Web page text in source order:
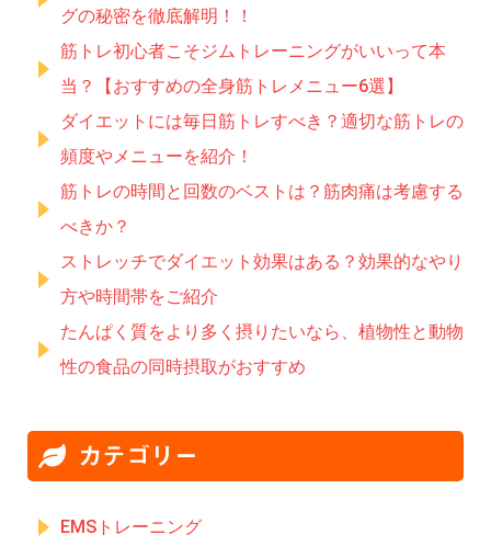
グの秘密を徹底解明！！
筋トレ初心者こそジムトレーニングがいいって本
当？【おすすめの全身筋トレメニュー6選】
ダイエットには毎日筋トレすべき？適切な筋トレの
頻度やメニューを紹介！
筋トレの時間と回数のベストは？筋肉痛は考慮する
べきか？
ストレッチでダイエット効果はある？効果的なやり
方や時間帯をご紹介
たんぱく質をより多く摂りたいなら、植物性と動物
性の食品の同時摂取がおすすめ
カテゴリー
EMSトレーニング